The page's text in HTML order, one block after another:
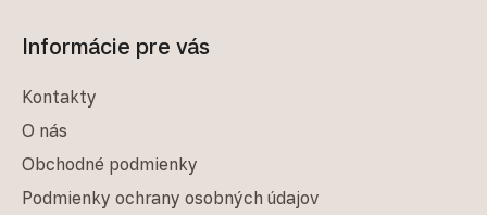
Informácie pre vás
Kontakty
O nás
Obchodné podmienky
Podmienky ochrany osobných údajov